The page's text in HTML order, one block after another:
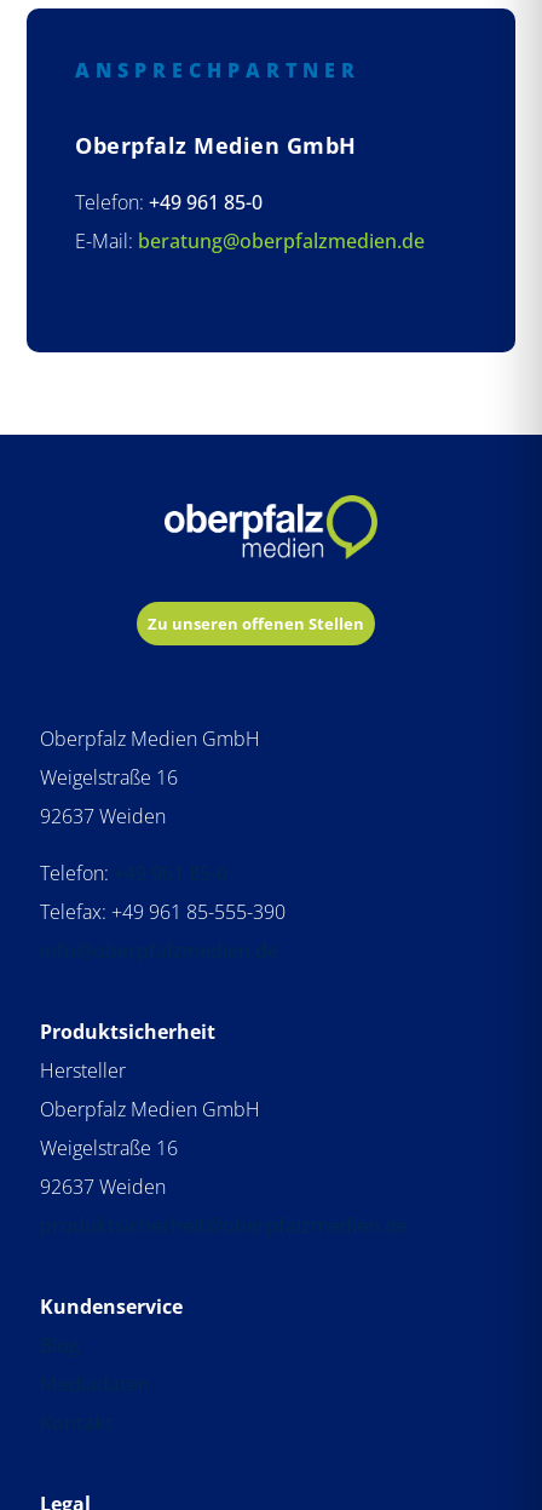
ANSPRECHPARTNER
Oberpfalz Medien GmbH
Telefon:+49 961 85-0
E-Mail: beratung@oberpfalzmedien.de
Zu unseren offenen Stellen
Oberpfalz Medien GmbH
Weigelstraße 16
92637 Weiden
Telefon:
+49 961 85-0
Telefax: +49 961 85-555-390
info@oberpfalzmedien.de
Produktsicherheit
Hersteller
Oberpfalz Medien GmbH
Weigelstraße 16
92637 Weiden
produktsicherheit@oberpfalzmedien.de
Kundenservice
Blog
Mediadaten
Kontakt
Legal